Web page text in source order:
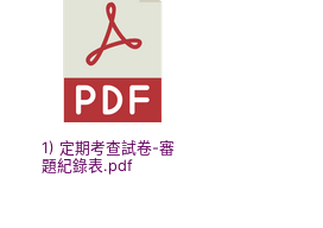
1) 定期考查試卷-審
題紀錄表.pdf